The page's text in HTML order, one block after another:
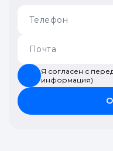
Я согласен с
информация)